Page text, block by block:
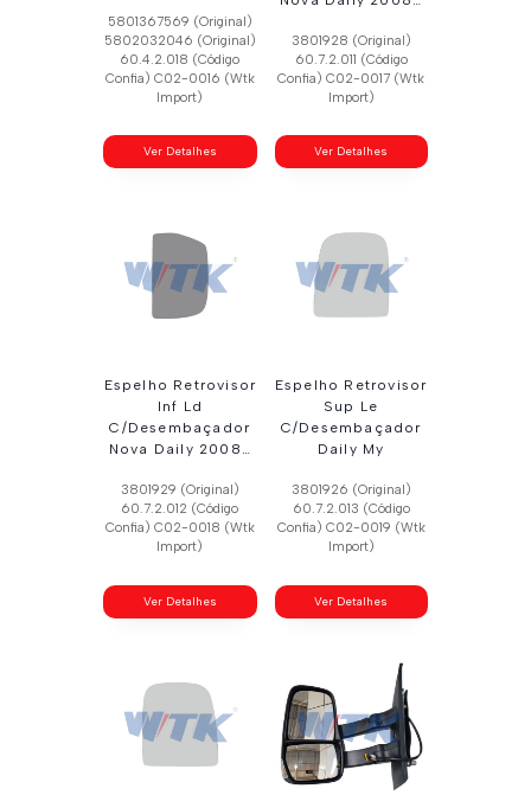
5801367569 (Original)
5802032046 (Original)
60.4.2.018 (Código
Confia) C02-0016 (Wtk
Import)
Ver Detalhes
3801928 (Original)
60.7.2.011 (Código
Confia) C02-0017 (Wtk
Import)
Ver Detalhes
Espelho Retrovisor
Inf Ld
C/Desembaçador
Nova Daily 2008…
3801929 (Original)
60.7.2.012 (Código
Confia) C02-0018 (Wtk
Import)
Ver Detalhes
Espelho Retrovisor
Sup Le
C/Desembaçador
Daily My
3801926 (Original)
60.7.2.013 (Código
Confia) C02-0019 (Wtk
Import)
Ver Detalhes